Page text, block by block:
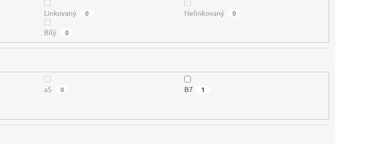
Linkovaný 0 Nelinkovaný 0
Bílý 0
a5 0 B7 1